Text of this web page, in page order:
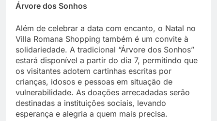
Árvore dos Sonhos
Além de celebrar a data com encanto, o Natal no
Villa Romana Shopping também é um convite à
solidariedade. A tradicional “Árvore dos Sonhos”
estará disponível a partir do dia 7, permitindo que
os visitantes adotem cartinhas escritas por
crianças, idosos e pessoas em situação de
vulnerabilidade. As doações arrecadadas serão
destinadas a instituições sociais, levando
esperança e alegria a quem mais precisa.